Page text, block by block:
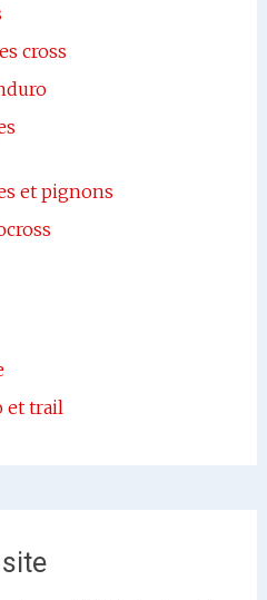
cross
et pignons
et trail